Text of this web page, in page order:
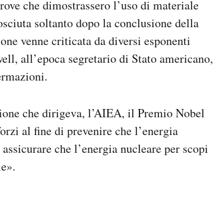
che dimostrassero l’uso di materiale
soltanto dopo la conclusione della
venne criticata da diversi esponenti
all’epoca segretario di Stato americano,
che dirigeva, l’AIEA, il Premio Nobel
al fine di prevenire che l’energia
che l’energia nucleare per scopi